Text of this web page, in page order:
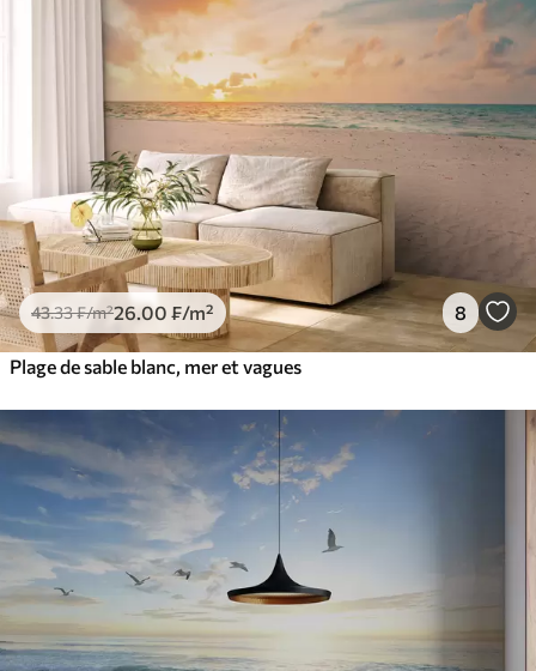
43.33₣/m²26.00 ₣/m² 8
Plage de sable blanc, mer et vagues